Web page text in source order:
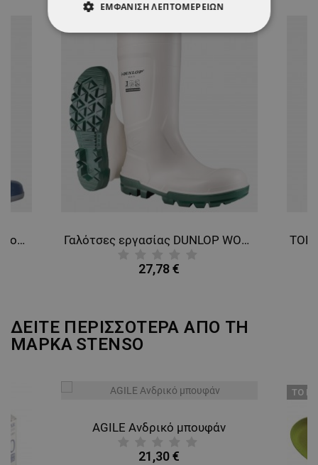
Γυναικείες γαλότσες Dunlop Sport BLUE/GRAY Γαλότσες εργασίας DUNLOP WORK-IT S4 SR FO LG WHITE
27,78 €
ΔΕΙΤΕ ΠΕΡΙΣΣΟΤΕΡΑ ΑΠΟ ΤΗ
ΜΑΡΚΑ STENSO
AGILE Ανδρικό μπουφάν
21,30 €
ТΟ
ΕΜΦΆΝΙΣΗ ΛΕΠΤΟΜΕΡΕΙΏΝ
ΑΠΌΔΟΣΗΣ
ΛΕΙΤΟΥΡΓΙΚΌΤΗΤΑΣ
ΜΗ ΤΑΞΙΝΟΜΗΜΈΝΑ